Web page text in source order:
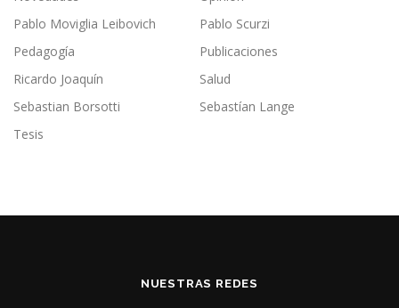
Pablo Moviglia Leibovich
Pablo Scurzi
Pedagogía
Publicaciones
Ricardo Joaquín
Salud
Sebastian Borsotti
Sebastían Lange
Tesis
NUESTRAS REDES